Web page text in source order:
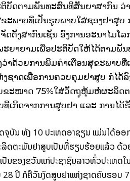
ຕິບັດຕາມພັນທະສົນທິສັນຍາສາກົນ ວ່
ຂະພາບທີ່ເປັນຮູບພາບໃສ່ຊອງຢາສູ
ຈັດຕັ້ງສາກົນເຊັ່ນ ອົງການອະນາໄມ
ະຍາຍາມເພື່ອປະຕິບັດໃຫ້ໄດ້ຕາມພັ
ວ່າດ້ວຍການພິມຄໍາເຕືອນສຸຂະພາບ
ງຊາດເພື່ອການຄວບຄຸມຢາສູບ ກໍໄດ້
ຂະໜາດ 75%ໃສ່ວັດຖຸຫຸ້ມຫໍ່ຜະລິດ
ເກີດຈາກການສູບຢາ ແລະ ການໄ
ດຈຸບັນ ທັງ 10 ປະເທດອາຊຽນ ແມ່ນໄດ້
ດຕະພັນຢາສູບເປັນທີ່ຮຽບຮ້ອຍແລ້ວ ດ້ວ
ນຂອງຂວັນແກ່ປະຊາຊົນລາວທົ່ວປະເທດໃ
ປີ ກໍຄືວັນງົດສູບຢາແຫ່ງຊາດຄົບຮອບ